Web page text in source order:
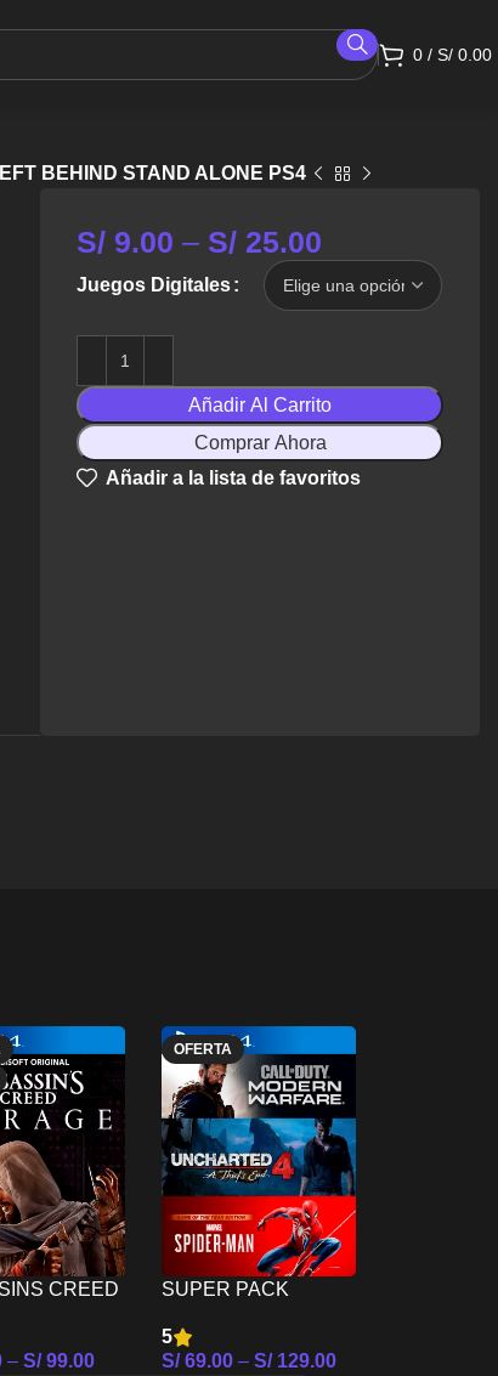
0 / S/ 0.00
BEHIND STAND ALONE PS4
S/ 9.00 – S/ 25.00
Juegos Digitales
Añadir Al Carrito
Comprar Ahora
Añadir a la lista de favoritos
CREED
– S/99.00
OFERTA
SUPER PACK
5
S/69.00 – S/129.00